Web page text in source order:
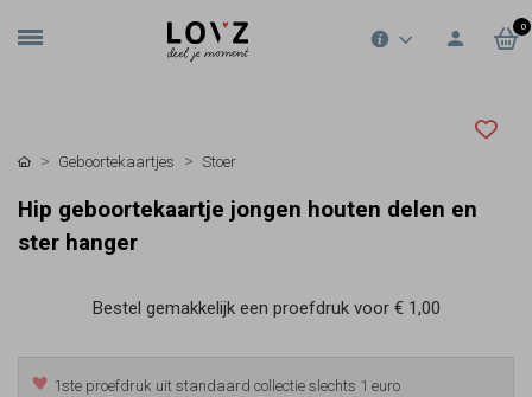
0
Geboortekaartjes Stoer
Hip geboortekaartje jongen houten delen en
ster hanger
Bestel gemakkelijk een proefdruk voor € 1,00
1ste proefdruk uit standaard collectie slechts 1 euro